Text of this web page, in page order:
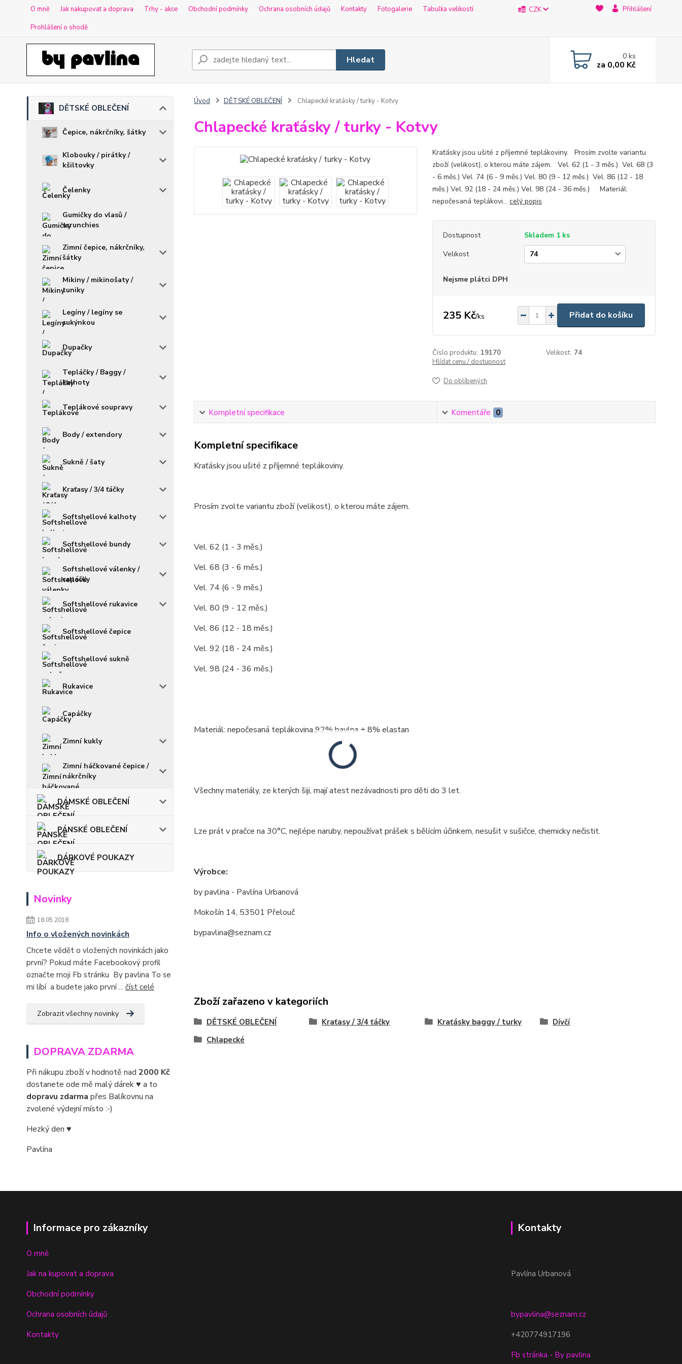
O mně Jak nakupovat a doprava Trhy - akce Obchodní podmínky Ochrana osobních údajů Kontakty Fotogalerie
Tabulka velikostí
Prohlášení o shodě
CZK Přihlášení
Hledat 0ks
za 0,00 Kč
DĚTSKÉ OBLEČENÍ
Čepice, nákrčníky, šátky
Klobouky / pirátky /
kšiltovky
Čelenky
Gumičky do vlasů /
scrunchies
Zimní čepice, nákrčníky,
šátky
Mikiny / mikinošaty /
tuniky
Legíny / legíny se
sukýnkou
Dupačky
Tepláčky / Baggy /
kalhoty
Teplákové soupravy
Body / extendory
Sukně / šaty
Kraťasy / 3/4 ťáčky
Softshellové kalhoty
Softshellové bundy
Softshellové válenky /
capáčky
Softshellové rukavice
Softshellové čepice
Softshellové sukně
Rukavice
Capáčky
Zimní kukly
Zimní háčkované čepice /
nákrčníky
DÁMSKÉ OBLEČENÍ
PÁNSKÉ OBLEČENÍ
DÁRKOVÉ POUKAZY
Novinky
18.05.2018
Info o vložených novinkách
Chcete vědět o vložených novinkách jako
první? Pokud máte Facebookový profil
označte moji Fb stránku By pavlina To se
mi líbí a budete jako první ... číst celé
Zobrazit všechny novinky
DOPRAVA ZDARMA
Při nákupu zboží v hodnotě nad 2000 Kč
dostanete ode mě malý dárek ♥ a to
dopravu zdarma přes Balíkovnu na
zvolené výdejní místo :-)
Hezký den ♥
Pavlína
Úvod DĚTSKÉ OBLEČENÍ Chlapecké kraťásky / turky - Kotvy
Chlapecké kraťásky / turky - Kotvy
Kraťásky jsou ušité z příjemné teplákoviny. Prosím zvolte variantu
zboží (velikost), o kterou máte zájem. Vel. 62 (1 - 3 měs.) Vel. 68 (3
- 6 měs.) Vel. 74 (6 - 9 měs.) Vel. 80 (9 - 12 měs.) Vel. 86 (12 - 18
měs.) Vel. 92 (18 - 24 měs.) Vel. 98 (24 - 36 měs.) Materiál:
nepočesaná teplákovi... celý popis
Dostupnost
Skladem 1 ks
Velikost
Nejsme plátci DPH
235 Kč/ks Přidat do košíku
Číslo produktu: 19170 Velikost: 74
Hlídat cenu / dostupnost
Do oblíbených
Kompletní specifikace Komentáře 0
Kompletní specifikace
Kraťásky jsou ušité z příjemné teplákoviny.
Prosím zvolte variantu zboží (velikost), o kterou máte zájem.
Vel. 62 (1 - 3 měs.)
Vel. 68 (3 - 6 měs.)
Vel. 74 (6 - 9 měs.)
Vel. 80 (9 - 12 měs.)
Vel. 86 (12 - 18 měs.)
Vel. 92 (18 - 24 měs.)
Vel. 98 (24 - 36 měs.)
Materiál: nepočesaná teplákovina 92% bavlna + 8% elastan
Všechny materiály, ze kterých šiji, mají atest nezávadnosti pro děti do 3 let.
Lze prát v pračce na 30°C, nejlépe naruby, nepoužívat prášek s bělícím účinkem, nesušit v sušičce, chemicky nečistit.
Výrobce:
by pavlina - Pavlína Urbanová
Mokošín 14, 53501 Přelouč
bypavlina@seznam.cz
Zboží zařazeno v kategoriích
DĚTSKÉ OBLEČENÍ Kraťasy / 3/4 ťáčky Kraťásky baggy / turky
Dívčí
Chlapecké
Informace pro zákazníky
O mně
Jak na kupovat a doprava
Obchodní podmínky
Ochrana osobních údajů
Kontakty
Kontakty
Pavlína Urbanová
bypavlina@seznam.cz
+420774917196
Fb stránka - By pavlina